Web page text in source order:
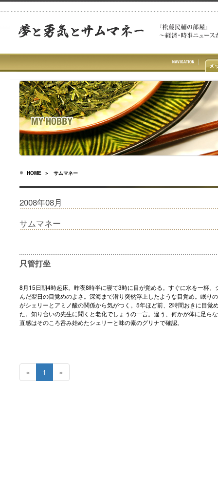
HOME ＞ サムマネー
2008年08月
サムマネー
只管打坐
8月15日朝4時起床。昨夜8時半に寝て3時に目が覚める。すぐに水を一杯。
んだ翌日の目覚めのよさ。深海まで潜り突然浮上したような目覚め。眠り
がシェリーとアミノ酸の関係から気がつく。5年ほど前、2時間おきに目覚
た。知り合いの先生に聞くと老化でしょうの一言。違う、何かが体に足ら
直感はそのころ呑み始めたシェリーと味の素のグリナで確認。
« 1 »